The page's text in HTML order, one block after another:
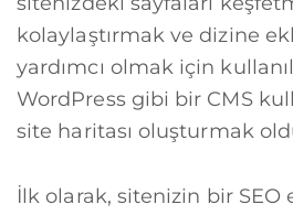
kolaylaştırmak ve dizine
yardımcı olmak için
WordPress gibi bir CMS
site haritası oluşturmak
İlk olarak, sitenizin bir